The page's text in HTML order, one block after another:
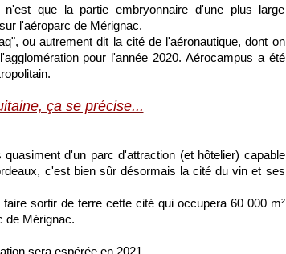
que la partie embryonnaire d'une plus large
l'aéroparc de Mérignac.
ou autrement dit la cité de l'aéronautique, dont on
pour l'année 2020. Aérocampus a été
ça se précise...
d'un parc d'attraction (et hôtelier) capable
c'est bien sûr désormais la cité du vin et ses
sortir de terre cette cité qui occupera 60 000 m²
de Mérignac.